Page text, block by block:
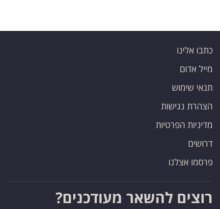
כתבו אלינו
מייל אדום
תנאי שימוש
הצהרת נגישות
מדיניות הפרטיות
דרושים
פרסמו אצלנו
רוצים להשאר מעודכנים?